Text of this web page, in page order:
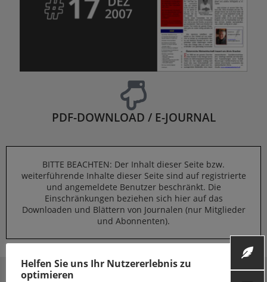
PDF-DOWNLOAD / E-JOURNAL
BITTE BEACHTEN: Der Inhalt dieser Seite bzw.
weiterführende Inhalte dieser Seite sind auf registrierte
und angemeldete Benutzer beschränkt. Die
Einschränkungen beziehen sich hier auf das
Downloaden und Blättern von Journalen (nur Mitglieder
und Abonnenten).
Helfen Sie uns Ihr Nutzererlebnis zu
optimieren